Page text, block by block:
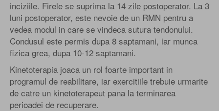
inciziile. Firele se suprima la 14 zile postoperator. La 3
luni postoperator, este nevoie de un RMN pentru a
vedea modul in care se vindeca sutura tendonului.
Condusul este permis dupa 8 saptamani, iar munca
fizica grea, dupa 10-12 saptamani.
Kinetoterapia joaca un rol foarte important in
programul de reabilitare, iar exercitiile trebuie urmarite
de catre un kinetoterapeut pana la terminarea
perioadei de recuperare.